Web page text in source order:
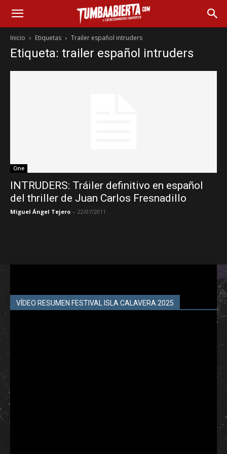
Inicio Etiquetas Trailer español intruders
Etiqueta: trailer español intruders
Cine
INTRUDERS: Tráiler definitivo en español
del thriller de Juan Carlos Fresnadillo
Miguel Ángel Tejero - 22/07/2011
VÍDEO RESUMEN FESTIVAL ISLA CALAVERA 2025